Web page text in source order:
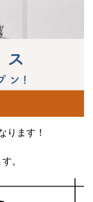
ります！
。